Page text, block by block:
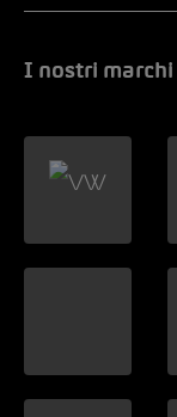
I nostri marchi